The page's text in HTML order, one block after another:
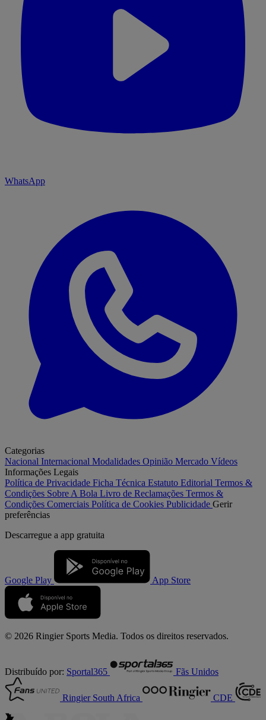
WhatsApp
Categorias
Nacional Internacional Modalidades Opinião Mercado Vídeos
Informações Legais
Política de Privacidade Ficha Técnica Estatuto Editorial Termos &
Condições Sobre A Bola Livro de Reclamações Termos &
Condições Comerciais Política de Cookies Publicidade Gerir
preferências
Descarregue a app gratuita
Google Play App Store
© 2026 Ringier Sports Media. Todos os direitos reservados.
Distribuído por: Sportal365 Fãs Unidos
Ringier South Africa CDE